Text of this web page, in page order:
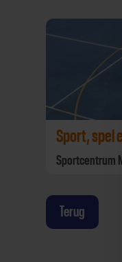
Sport, spel
Sportcentrum
Terug